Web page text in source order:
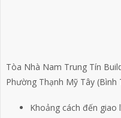
Tòa Nhà Nam Trung Tín
Phường Thạnh Mỹ Tây (Bình
Khoảng cách đến giao